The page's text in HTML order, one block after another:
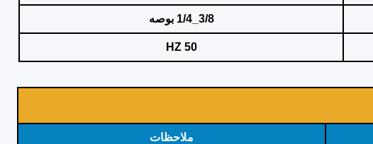
3/8_1/4 بوصه
50 HZ
ملاحظات